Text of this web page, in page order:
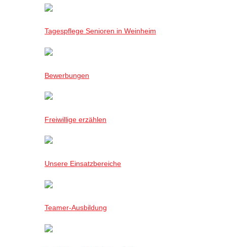
Tagespflege Senioren in Weinheim
Bewerbungen
Freiwillige erzählen
Unsere Einsatzbereiche
Teamer-Ausbildung